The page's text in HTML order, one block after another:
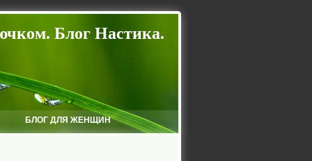
Блог Настика.
БЛОГ ДЛЯ ЖЕНЩИН